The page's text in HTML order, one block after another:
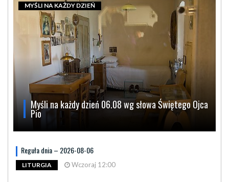
Myśli na każdy dzień 06.08 wg słowa Świętego Ojca
Pio
MYŚLI NA KAŻDY DZIEŃ
Reguła dnia – 2026-08-06
LITURGIA Wczoraj 12:00